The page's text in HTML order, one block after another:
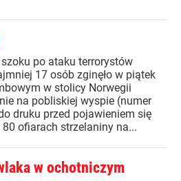
po ataku terrorystów
17 osób zginęło w piątek
w stolicy Norwegii
na pobliskiej wyspie (numer
druku przed pojawieniem się
ofiarach strzelaniny na...
w ochotniczym